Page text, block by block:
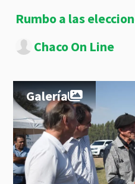
Rumbo a las
Chaco On Line
Galería